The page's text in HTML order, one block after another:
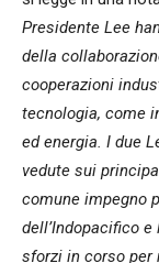
Presidente Lee
della
cooperazioni
tecnologia, come
ed energia. I due
vedute sui
comune impegno
dell’Indopacifico
sforzi in corso per